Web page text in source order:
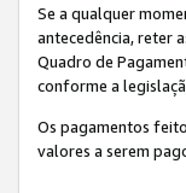
Se a qualquer
antecedência, reter
Quadro de
conforme a
Os pagamentos
valores a serem